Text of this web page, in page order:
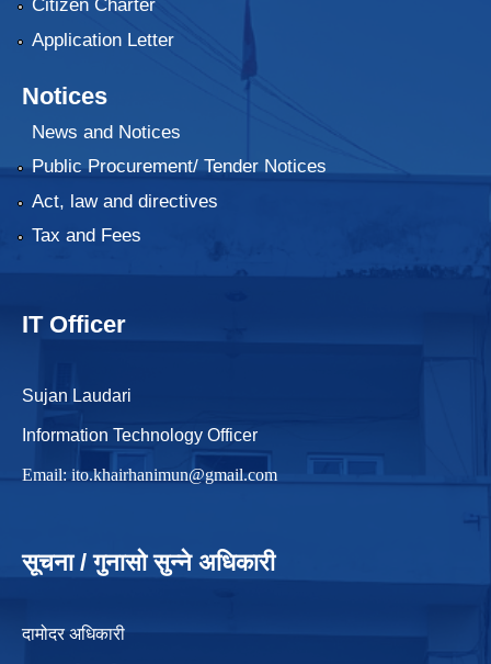
Citizen Charter
Application Letter
Notices
News and Notices
Public Procurement/ Tender Notices
Act, law and directives
Tax and Fees
IT Officer
Sujan Laudari
Information Technology Officer
Email: ito.khairhanimun@gmail.com
सूचना / गुनासो सुन्ने अधिकारी
दामोदर अधिकारी